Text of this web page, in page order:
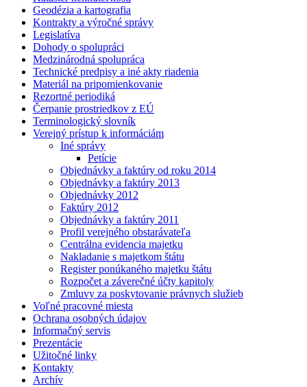
Geodézia a kartografia
Kontrakty a výročné správy
Legislatíva
Dohody o spolupráci
Medzinárodná spolupráca
Technické predpisy a iné akty riadenia
Materiál na pripomienkovanie
Rezortné periodiká
Čerpanie prostriedkov z EÚ
Terminologický slovník
Verejný prístup k informáciám
Iné správy
Petície
Objednávky a faktúry od roku 2014
Objednávky a faktúry 2013
Objednávky 2012
Faktúry 2012
Objednávky a faktúry 2011
Profil verejného obstarávateľa
Centrálna evidencia majetku
Nakladanie s majetkom štátu
Register ponúkaného majetku štátu
Rozpočet a záverečné účty kapitoly
Zmluvy za poskytovanie právnych služieb
Voľné pracovné miesta
Ochrana osobných údajov
Informačný servis
Prezentácie
Užitočné linky
Kontakty
Archív